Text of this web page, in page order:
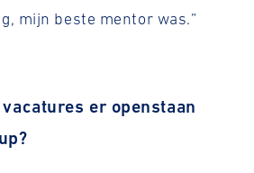
mijn beste mentor was.”
er openstaan